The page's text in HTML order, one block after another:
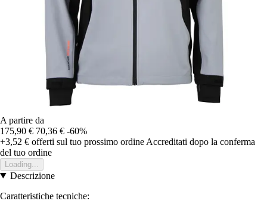
A partire da
175,90 € 70,36 € -60%
+3,52 € offerti sul tuo prossimo ordine Accreditati dopo la conferma
del tuo ordine
Loading...
Descrizione
Caratteristiche tecniche: